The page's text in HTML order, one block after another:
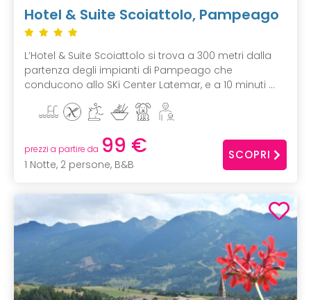
Hotel & Suite Scoiattolo, Pampeago
L’Hotel & Suite Scoiattolo si trova a 300 metri dalla
partenza degli impianti di Pampeago che
conducono allo SKi Center Latemar, e a 10 minuti ...
prezzi a partire da 99 €
1 Notte, 2 persone, B&B
SCOPRI